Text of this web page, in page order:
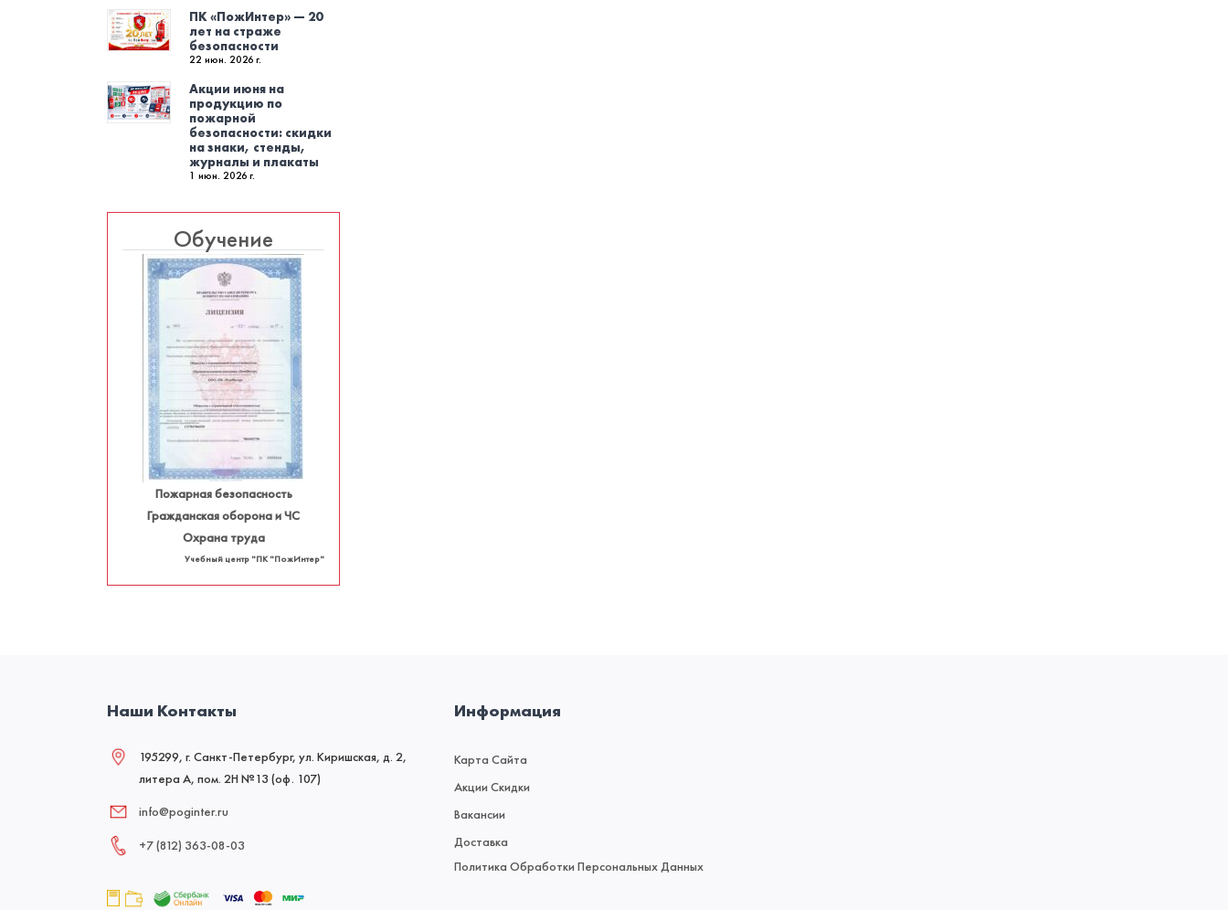
ПК «ПожИнтер» — 20
лет на страже
безопасности
22 июн. 2026 г.
Акции июня на
продукцию по
пожарной
безопасности: скидки
на знаки, стенды,
журналы и плакаты
1 июн. 2026 г.
Обучение
Пожарная безопасность
Гражданская оборона и ЧС
Охрана труда
Учебный центр "ПК "ПожИнтер"
Наши Контакты
195299, г. Санкт-Петербург, ул. Киришская, д. 2,
литера А, пом. 2Н №13 (оф. 107)
info@poginter.ru
+7 (812) 363‑08‑03
Информация
Карта Сайта
Акции Скидки
Вакансии
Доставка
Политика Обработки Персональных Данных